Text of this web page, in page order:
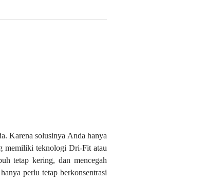
Karena solusinya Anda hanya
memiliki teknologi Dri-Fit atau
tetap kering, dan mencegah
perlu tetap berkonsentrasi